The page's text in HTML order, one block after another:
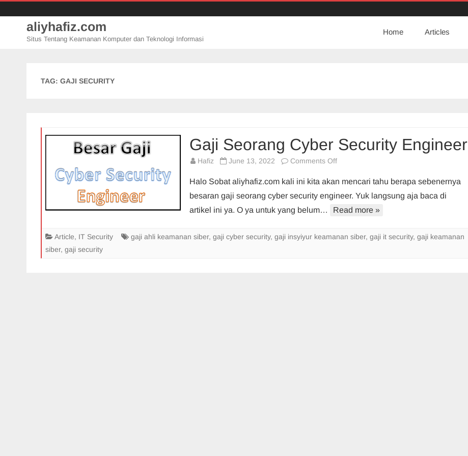
aliyhafiz.com
Situs Tentang Keamanan Komputer dan Teknologi Informasi
Home Articles
TAG: GAJI SECURITY
Gaji Seorang Cyber Security Engineer
Hafiz June 13, 2022 Comments Offon
Seorang
Cyber
Security
Halo Sobat aliyhafiz.com kali ini kita akan mencari tahu berapa sebenernya
besaran gaji seorang cyber security engineer. Yuk langsung aja baca di
artikel ini ya. O ya untuk yang belum…
Read more »
Article, IT Security gaji ahli keamanan siber, gaji cyber security, gaji insyiyur keamanan siber, gaji it security, gaji keamanan
siber, gaji security